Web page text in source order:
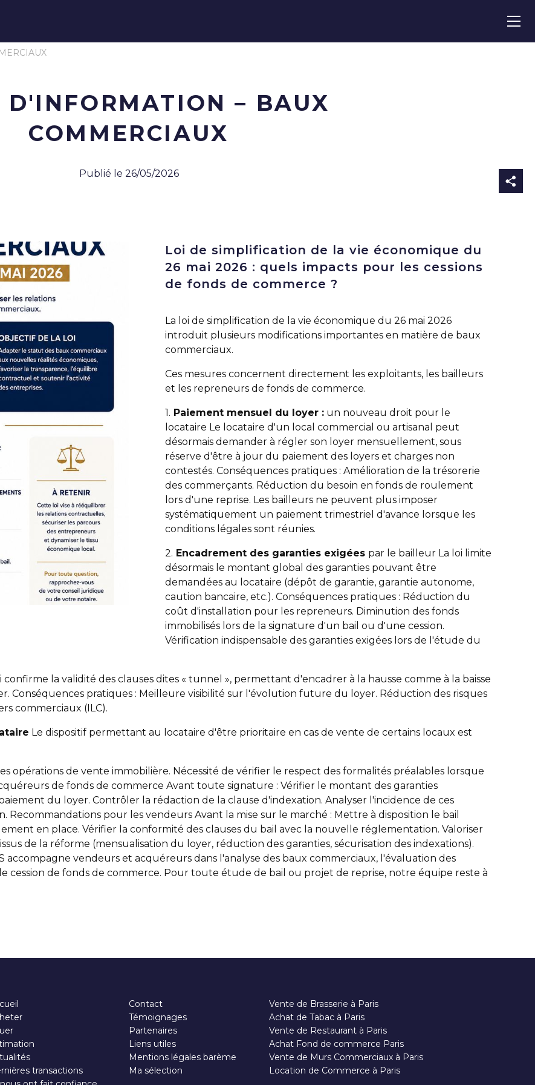
D'INFORMATION – BAUX
COMMERCIAUX
Publié le 26/05/2026
Loi de simplification de la vie économique du
26 mai 2026 : quels impacts pour les cessions
de fonds de commerce ?
La loi de simplification de la vie économique du 26 mai 2026
introduit plusieurs modifications importantes en matière de baux
commerciaux.
Ces mesures concernent directement les exploitants, les bailleurs
et les repreneurs de fonds de commerce.
1. Paiement mensuel du loyer : un nouveau droit pour le
locataire Le locataire d'un local commercial ou artisanal peut
désormais demander à régler son loyer mensuellement, sous
réserve d'être à jour du paiement des loyers et charges non
contestés. Conséquences pratiques : Amélioration de la trésorerie
des commerçants. Réduction du besoin en fonds de roulement
lors d'une reprise. Les bailleurs ne peuvent plus imposer
systématiquement un paiement trimestriel d'avance lorsque les
conditions légales sont réunies.
2. Encadrement des garanties exigées par le bailleur La loi limite
désormais le montant global des garanties pouvant être
demandées au locataire (dépôt de garantie, garantie autonome,
caution bancaire, etc.). Conséquences pratiques : Réduction du
coût d'installation pour les repreneurs. Diminution des fonds
immobilisés lors de la signature d'un bail ou d'une cession.
Vérification indispensable des garanties exigées lors de l'étude du
confirme la validité des clauses dites « tunnel », permettant d'encadrer à la hausse comme à la baisse
Conséquences pratiques : Meilleure visibilité sur l'évolution future du loyer. Réduction des risques
commerciaux (ILC).
Le dispositif permettant au locataire d'être prioritaire en cas de vente de certains locaux est
opérations de vente immobilière. Nécessité de vérifier le respect des formalités préalables lorsque
de fonds de commerce Avant toute signature : Vérifier le montant des garanties
du loyer. Contrôler la rédaction de la clause d'indexation. Analyser l'incidence de ces
pour les vendeurs Avant la mise sur le marché : Mettre à disposition le bail
en place. Vérifier la conformité des clauses du bail avec la nouvelle réglementation. Valoriser
de la réforme (mensualisation du loyer, réduction des garanties, sécurisation des indexations).
accompagne vendeurs et acquéreurs dans l'analyse des baux commerciaux, l'évaluation des
cession de fonds de commerce. Pour toute étude de bail ou projet de reprise, notre équipe reste à
transactions
Contact
Témoignages
Partenaires
Liens utiles
Mentions légales barème
Ma sélection
Vente de Brasserie à Paris
Achat de Tabac à Paris
Vente de Restaurant à Paris
Achat Fond de commerce Paris
Vente de Murs Commerciaux à Paris
Location de Commerce à Paris